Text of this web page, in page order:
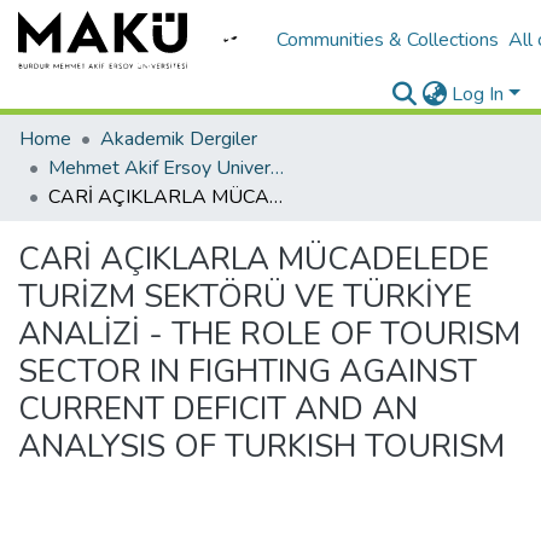
Communities & Collections All
Log In
Home
Akademik Dergiler
Mehmet Akif Ersoy University Journal of Social Sciences Institute
CARİ AÇIKLARLA MÜCADELEDE TURİZM SEKTÖRÜ VE TÜRKİYE ANALİZİ - THE ROLE OF TOURISM SECTOR IN FIGHTING AGAINST CURRENT DEFICIT AND AN ANALYSIS OF TURKISH TOURISM
CARİ AÇIKLARLA MÜCADELEDE
TURİZM SEKTÖRÜ VE TÜRKİYE
ANALİZİ - THE ROLE OF TOURISM
SECTOR IN FIGHTING AGAINST
CURRENT DEFICIT AND AN
ANALYSIS OF TURKISH TOURISM